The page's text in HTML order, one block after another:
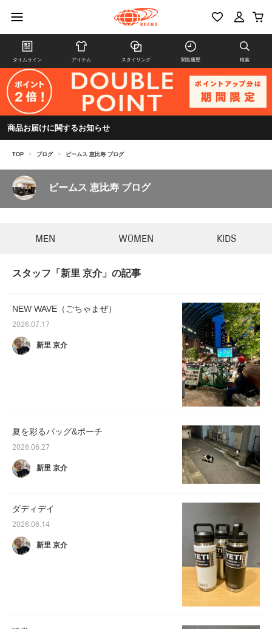
タイムライン アイテム スタイリング 閲覧履歴 検索
商品お届けに関するお知らせ
TOP > ブログ > ビームス 恵比寿 ブログ
ビームス 恵比寿 ブログ
MEN WOMEN KIDS
スタッフ「新里 京介」の記事
NEW WAVE（ごちゃまぜ）
2026.07.17
新里 京介
夏を彩るバッグ&ポーチ
2026.06.27
新里 京介
ダディデイ
2026.06.14
新里 京介